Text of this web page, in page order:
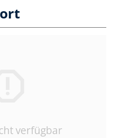
verfügbar